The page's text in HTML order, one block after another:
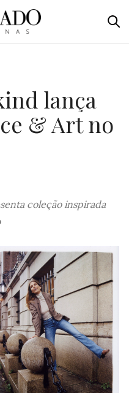
lança
& Art no
coleção inspirada